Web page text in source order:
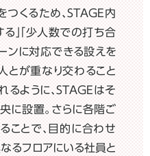
つくるため、STAGE内
」「少人数での打ち合
ンに対応できる設えを
とが重なり交わること
るように、STAGEはそ
に設置。さらに各階ご
ことで、目的に合わせ
るフロアにいる社員と